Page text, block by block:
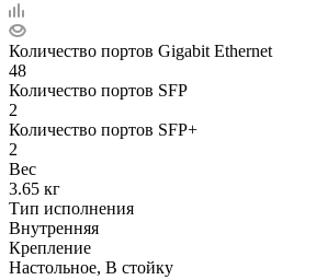
Количество портов Gigabit Ethernet
48
Количество портов SFP
2
Количество портов SFP+
2
Вес
3.65 кг
Тип исполнения
Внутренняя
Крепление
Настольное, В стойку